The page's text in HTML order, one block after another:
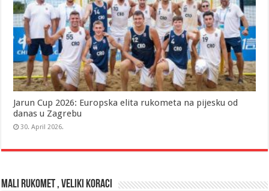
Jarun Cup 2026: Europska elita rukometa na pijesku od
danas u Zagrebu
30. April 2026.
MALI RUKOMET , VELIKI KORACI